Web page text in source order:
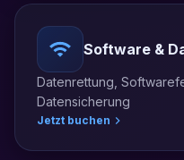
Software &
Datenrettung,
Datensicherung
Jetzt buchen